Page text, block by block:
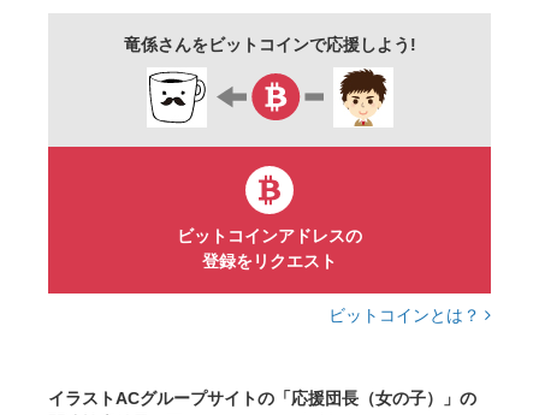
竜係さんをビットコインで応援しよう!
ビットコインアドレスの
登録をリクエスト
ビットコインとは？
イラストACグループサイトの「応援団長（女の子）」の